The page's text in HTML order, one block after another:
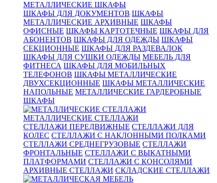
МЕТАЛЛИЧЕСКИЕ ШКАФЫ
ШКАФЫ ДЛЯ ДОКУМЕНТОВ ШКАФЫ
МЕТАЛЛИЧЕСКИЕ АРХИВНЫЕ ШКАФЫ
ОФИСНЫЕ ШКАФЫ КАРТОТЕЧНЫЕ ШКАФЫ ДЛЯ
АБОНЕНТОВ ШКАФЫ ДЛЯ ОДЕЖДЫ ШКАФЫ
СЕКЦИОННЫЕ ШКАФЫ ДЛЯ РАЗДЕВАЛОК
ШКАФЫ ДЛЯ СУШКИ ОДЕЖДЫ МЕБЕЛЬ ДЛЯ
ФИТНЕСА ШКАФЫ ДЛЯ МОБИЛЬНЫХ
ТЕЛЕФОНОВ ШКАФЫ МЕТАЛЛИЧЕСКИЕ
ДВУХСЕКЦИОННЫЕ ШКАФЫ МЕТАЛЛИЧЕСКИЕ
НАПОЛЬНЫЕ МЕТАЛЛИЧЕСКИЕ ГАРДЕРОБНЫЕ
ШКАФЫ
МЕТАЛЛИЧЕСКИЕ СТЕЛЛАЖИ
СТЕЛЛАЖИ ПЕРЕДВИЖНЫЕ СТЕЛЛАЖИ ДЛЯ
КОЛЕС СТЕЛЛАЖИ С НАКЛОННЫМИ ПОЛКАМИ
СТЕЛЛАЖИ СРЕДНЕГРУЗОВЫЕ СТЕЛЛАЖИ
ФРОНТАЛЬНЫЕ СТЕЛЛАЖИ С ВЫКАТНЫМИ
ПЛАТФОРМАМИ СТЕЛЛАЖИ С КОНСОЛЯМИ
АРХИВНЫЕ СТЕЛЛАЖИ СКЛАДСКИЕ СТЕЛЛАЖИ